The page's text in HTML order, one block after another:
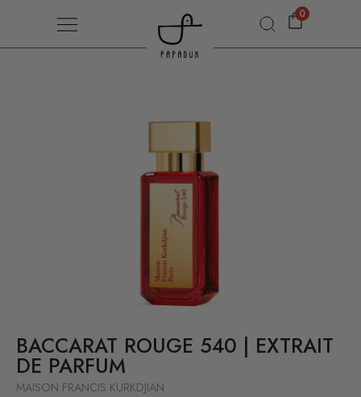
0
BACCARAT ROUGE 540 | EXTRAIT
DE PARFUM
MAISON FRANCIS KURKDJIAN